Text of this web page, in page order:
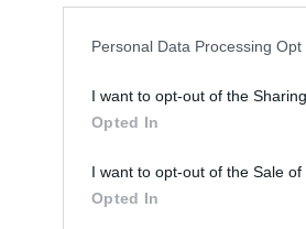
Personal Data Processing Opt
I want to opt-out of the
Opted In
I want to opt-out of the Sale of
Opted In